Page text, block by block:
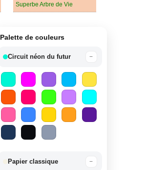
Superbe Arbre de Vie
Palette de couleurs
Circuit néon du futur −
Papier classique −